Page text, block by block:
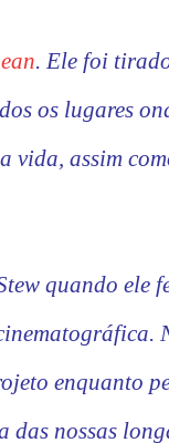
. Ele foi
os lugares
assim
quando ele
enquanto
nossas